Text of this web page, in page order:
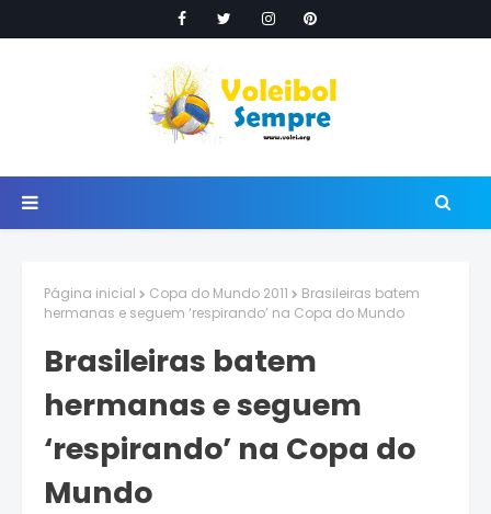
Página inicial Copa do Mundo 2011
Brasileiras batem
hermanas e seguem ‘respirando’ na Copa do Mundo
Brasileiras batem
hermanas e seguem
‘respirando’ na Copa do
Mundo